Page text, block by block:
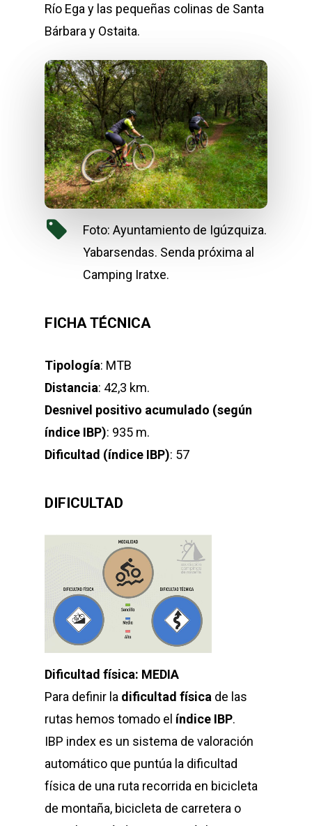
Río Ega y las pequeñas colinas de Santa
Bárbara y Ostaita.
Foto: Ayuntamiento de Igúzquiza.
Yabarsendas. Senda próxima al
Camping Iratxe.
FICHA TÉCNICA
Tipología: MTB
Distancia: 42,3 km.
Desnivel positivo acumulado (según
índice IBP): 935 m.
Dificultad (índice IBP): 57
DIFICULTAD
Dificultad física: MEDIA
Para definir la dificultad física de las
rutas hemos tomado el índice IBP.
IBP index es un sistema de valoración
automático que puntúa la dificultad
física de una ruta recorrida en bicicleta
de montaña, bicicleta de carretera o